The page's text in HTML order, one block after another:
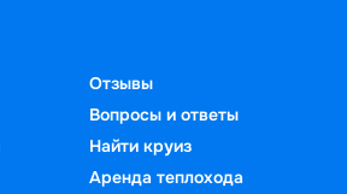
Отзывы
Вопросы и ответы
Найти круиз
Аренда теплохода